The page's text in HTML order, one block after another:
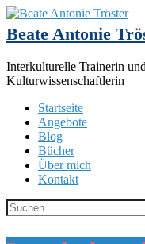
Beate Antonie
Interkulturelle Trainerin
Kulturwissenschaftlerin
Startseite
Angebote
Blog
Bücher
Über mich
Kontakt